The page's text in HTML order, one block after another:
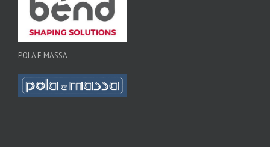
POLA E MASSA